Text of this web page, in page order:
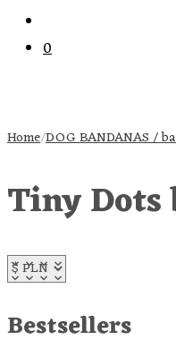
0
Home/DOG BANDANAS /
Tiny Dots
Bestsellers